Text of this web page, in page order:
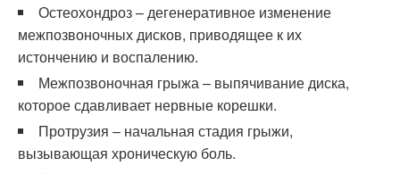
Остеохондроз – дегенеративное изменение
межпозвоночных дисков, приводящее к их
истончению и воспалению.
Межпозвоночная грыжа – выпячивание диска,
которое сдавливает нервные корешки.
Протрузия – начальная стадия грыжи,
вызывающая хроническую боль.